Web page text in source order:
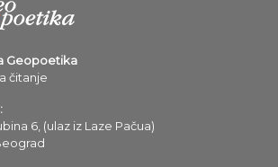
Geopoetika
čitanje
6, (ulaz iz Laze Pačua)